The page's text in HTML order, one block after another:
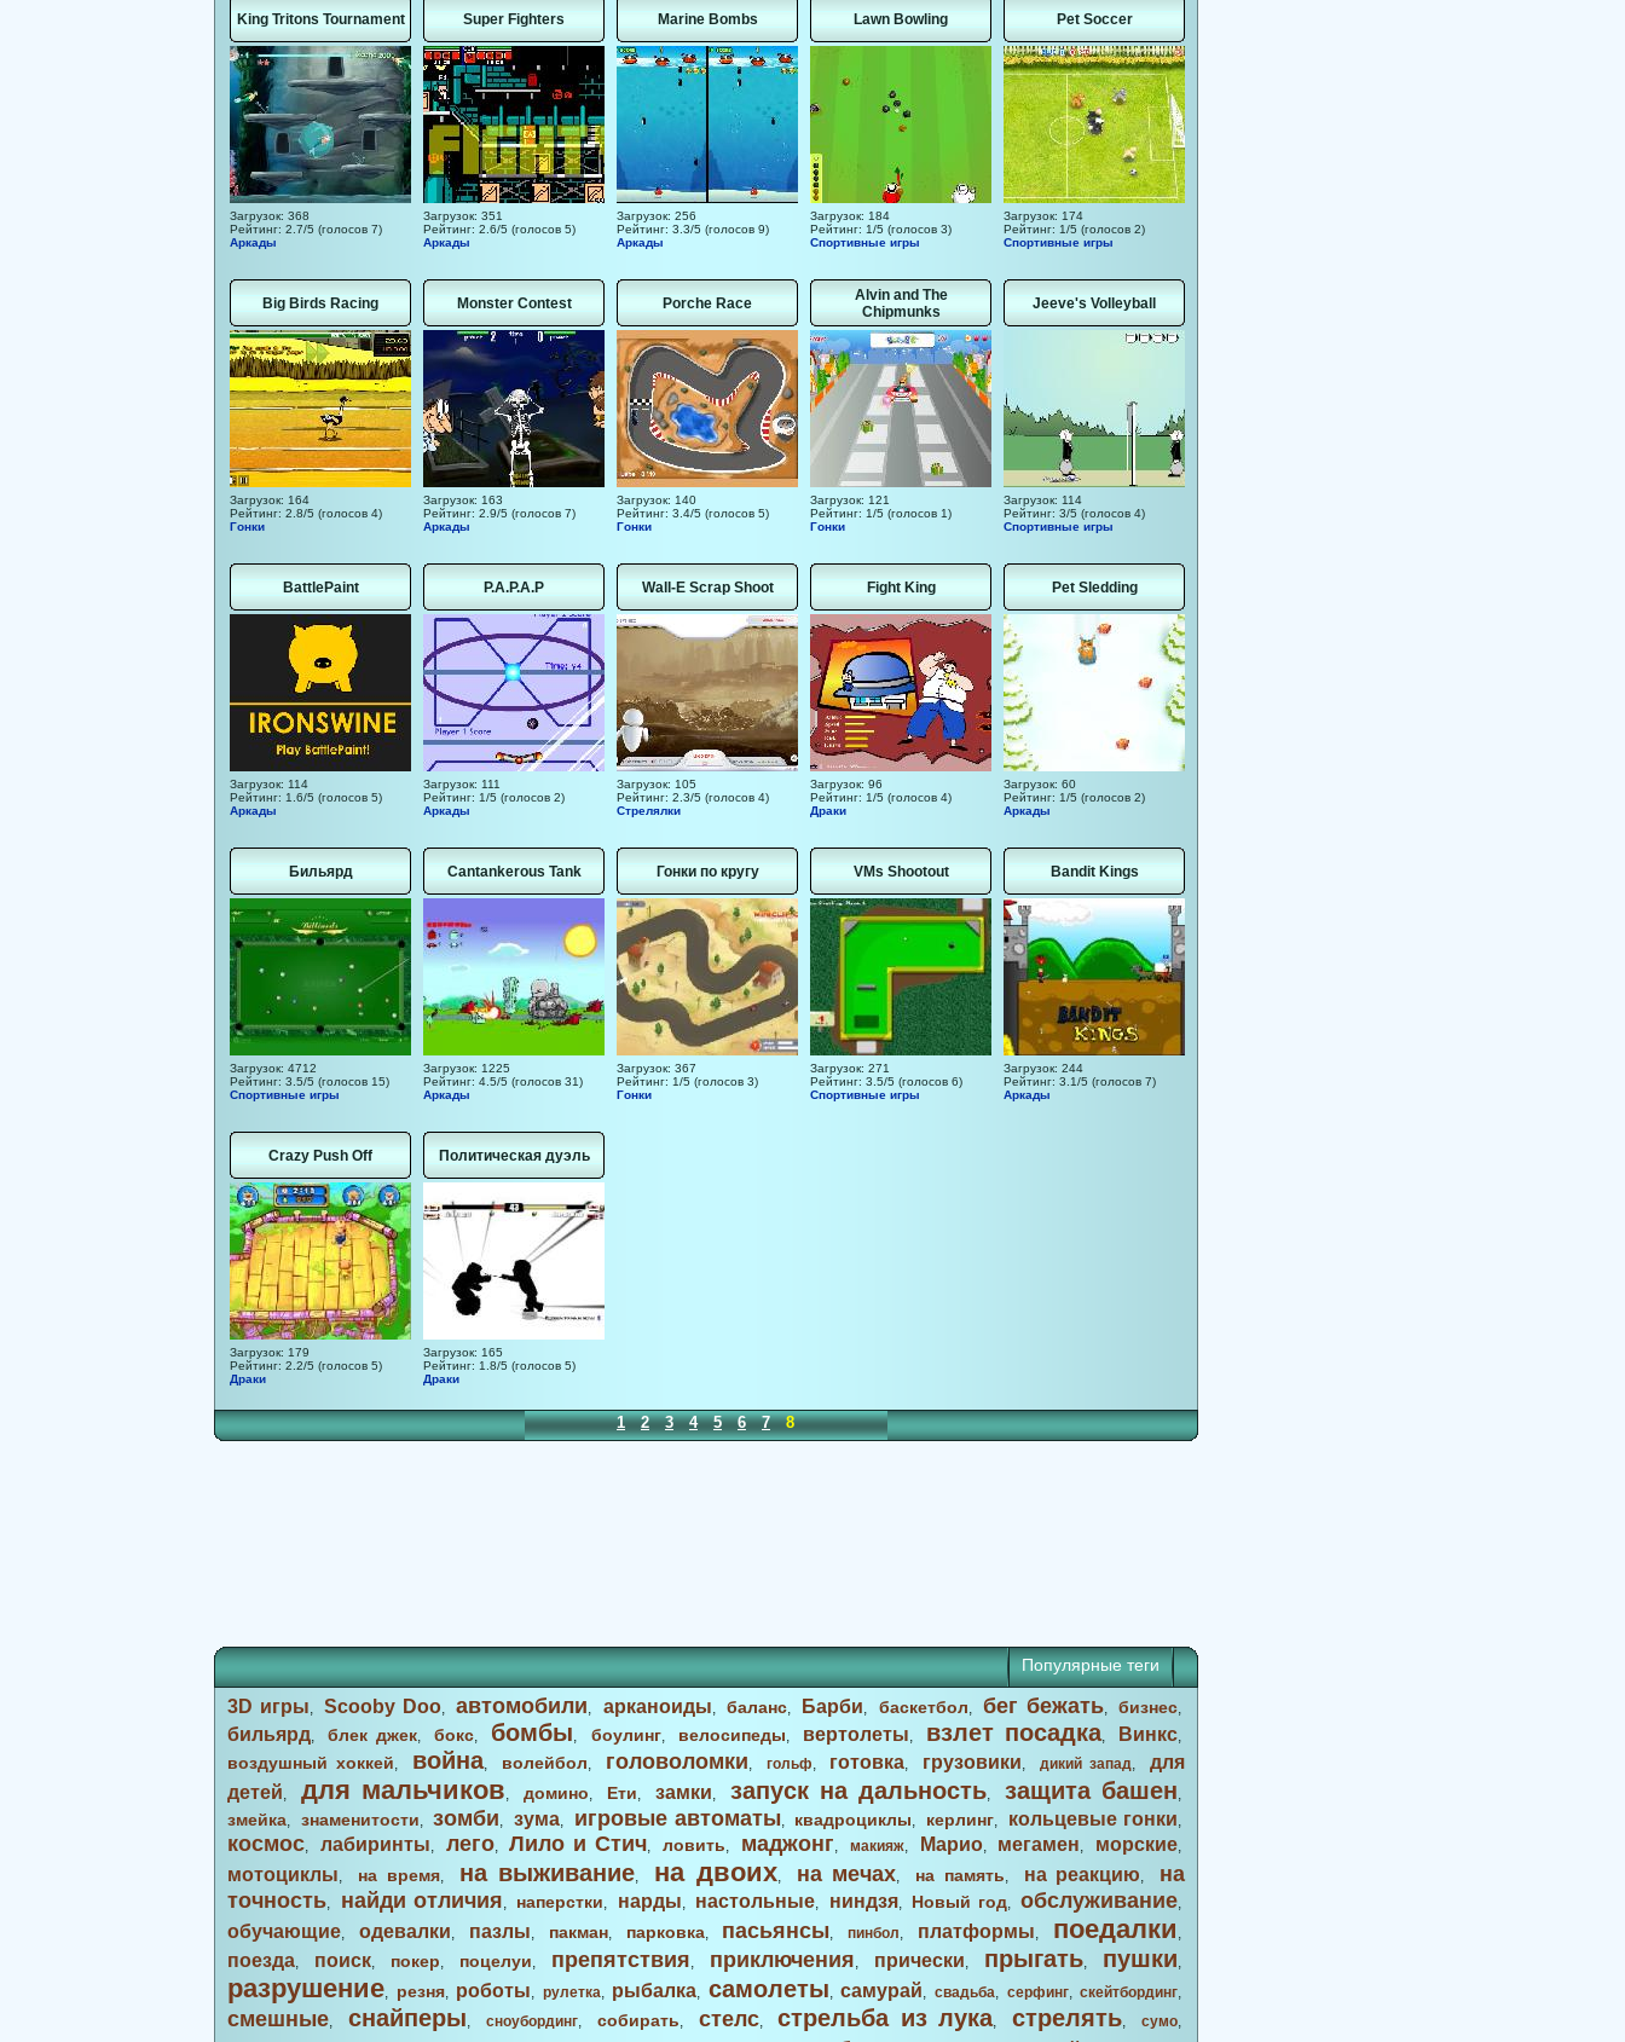
King Tritons Tournament
Загрузок: 368
Рейтинг: 2.7/5 (голосов 7)
Аркады
Super Fighters
Загрузок: 351
Рейтинг: 2.6/5 (голосов 5)
Аркады
Marine Bombs
Загрузок: 256
Рейтинг: 3.3/5 (голосов 9)
Аркады
Lawn Bowling
Загрузок: 184
Рейтинг: 1/5 (голосов 3)
Спортивные игры
Pet Soccer
Загрузок: 174
Рейтинг: 1/5 (голосов 2)
Спортивные игры
Big Birds Racing
Загрузок: 164
Рейтинг: 2.8/5 (голосов 4)
Гонки
Monster Contest
Загрузок: 163
Рейтинг: 2.9/5 (голосов 7)
Аркады
Porche Race
Загрузок: 140
Рейтинг: 3.4/5 (голосов 5)
Гонки
Alvin and The
Chipmunks
Загрузок: 121
Рейтинг: 1/5 (голосов 1)
Гонки
Jeeve's Volleyball
Загрузок: 114
Рейтинг: 3/5 (голосов 4)
Спортивные игры
BattlePaint
Загрузок: 114
Рейтинг: 1.6/5 (голосов 5)
Аркады
P.A.P.A.P
Загрузок: 111
Рейтинг: 1/5 (голосов 2)
Аркады
Wall-E Scrap Shoot
Загрузок: 105
Рейтинг: 2.3/5 (голосов 4)
Стрелялки
Fight King
Загрузок: 96
Рейтинг: 1/5 (голосов 4)
Драки
Pet Sledding
Загрузок: 60
Рейтинг: 1/5 (голосов 2)
Аркады
Бильярд
Загрузок: 4712
Рейтинг: 3.5/5 (голосов 15)
Спортивные игры
Cantankerous Tank
Загрузок: 1225
Рейтинг: 4.5/5 (голосов 31)
Аркады
Гонки по кругу
Загрузок: 367
Рейтинг: 1/5 (голосов 3)
Гонки
VMs Shootout
Загрузок: 271
Рейтинг: 3.5/5 (голосов 6)
Спортивные игры
Bandit Kings
Загрузок: 244
Рейтинг: 3.1/5 (голосов 7)
Аркады
Crazy Push Off
Загрузок: 179
Рейтинг: 2.2/5 (голосов 5)
Драки
Политическая дуэль
Загрузок: 165
Рейтинг: 1.8/5 (голосов 5)
Драки
1 2 3 4 5 6 7 8
Популярные теги
3D игры,Scooby Doo,автомобили, арканоиды, баланс, Барби, баскетбол, бег бежать,бизнес,
бильярд,блек джек,бокс, бомбы, боулинг, велосипеды, вертолеты, взлет посадка, Винкс,
воздушный хоккей, война, волейбол, головоломки, гольф, готовка, грузовики,дикий запад,для
детей, для мальчиков, домино, Ети, замки, запуск на дальность, защита башен,
змейка, знаменитости,зомби, зума, игровые автоматы, квадроциклы, керлинг, кольцевые гонки,
космос, лабиринты, лего,Лило и Стич,ловить, маджонг, макияж, Марио, мегамен, морские,
мотоциклы, на время, на выживание, на двоих, на мечах, на память, на реакцию, на
точность, найди отличия, наперстки, нарды, настольные, ниндзя, Новый год, обслуживание,
обучающие, одевалки, пазлы, пакман, парковка, пасьянсы,пинбол, платформы, поедалки ,
поезда, поиск, покер, поцелуи, препятствия, приключения, прически, прыгать, пушки,
разрушение, резня, роботы, рулетка, рыбалка, самолеты,самурай, свадьба, серфинг,скейтбординг,
смешные, снайперы, сноубординг, собирать, стелс,стрельба из лука,стрелять, сумо,